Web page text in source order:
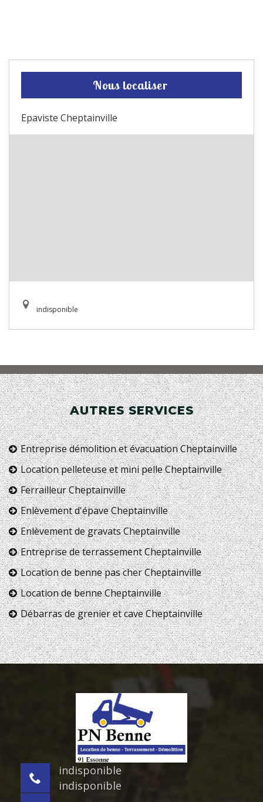
Nous localiser
Epaviste Cheptainville
indisponible
AUTRES SERVICES
Entreprise démolition et évacuation Cheptainville
Location pelleteuse et mini pelle Cheptainville
Ferrailleur Cheptainville
Enlèvement d'épave Cheptainville
Enlèvement de gravats Cheptainville
Entreprise de terrassement Cheptainville
Location de benne pas cher Cheptainville
Location de benne Cheptainville
Débarras de grenier et cave Cheptainville
indisponible
indisponible